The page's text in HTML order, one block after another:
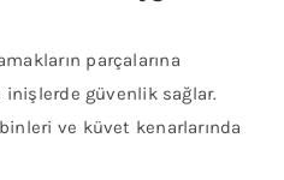
parçalarına
inişlerde güvenlik sağlar.
ve küvet kenarlarında